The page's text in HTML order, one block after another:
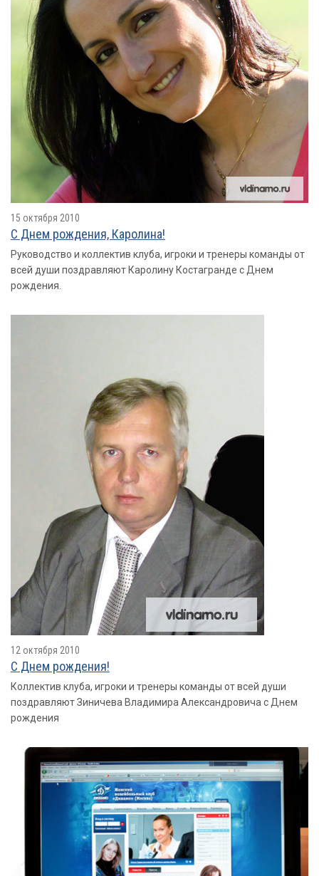
15 октября 2010
С Днем рождения, Каролина!
Руководство и коллектив клуба, игроки и тренеры команды от
всей души поздравляют Каролину Костагранде с Днем
рождения.
12 октября 2010
С Днем рождения!
Коллектив клуба, игроки и тренеры команды от всей души
поздравляют Зиничева Владимира Александровича с Днем
рождения